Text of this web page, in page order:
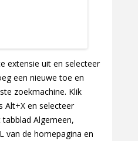
extensie uit en selecteer
een nieuwe toe en
zoekmachine. Klik
Alt+X en selecteer
Algemeen,
van de homepagina en